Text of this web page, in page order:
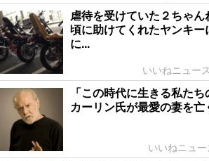
虐待を受けていた２ちゃ
頃に助けてくれたヤンキ
に...
いいねニュー
「この時代に生きる私た
カーリン氏が最愛の妻を
いいねニュ